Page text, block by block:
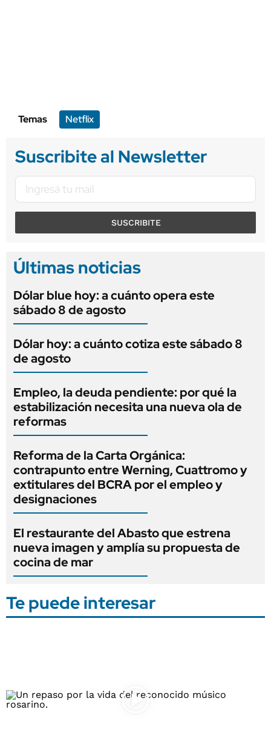
Temas Netflix
Suscribite al Newsletter
SUSCRIBITE
Últimas noticias
Dólar blue hoy: a cuánto opera este
sábado 8 de agosto
Dólar hoy: a cuánto cotiza este sábado 8
de agosto
Empleo, la deuda pendiente: por qué la
estabilización necesita una nueva ola de
reformas
Reforma de la Carta Orgánica:
contrapunto entre Werning, Cuattromo y
extitulares del BCRA por el empleo y
designaciones
El restaurante del Abasto que estrena
nueva imagen y amplía su propuesta de
cocina de mar
Te puede interesar